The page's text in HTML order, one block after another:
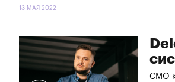
13 МАЯ 2022
CMO